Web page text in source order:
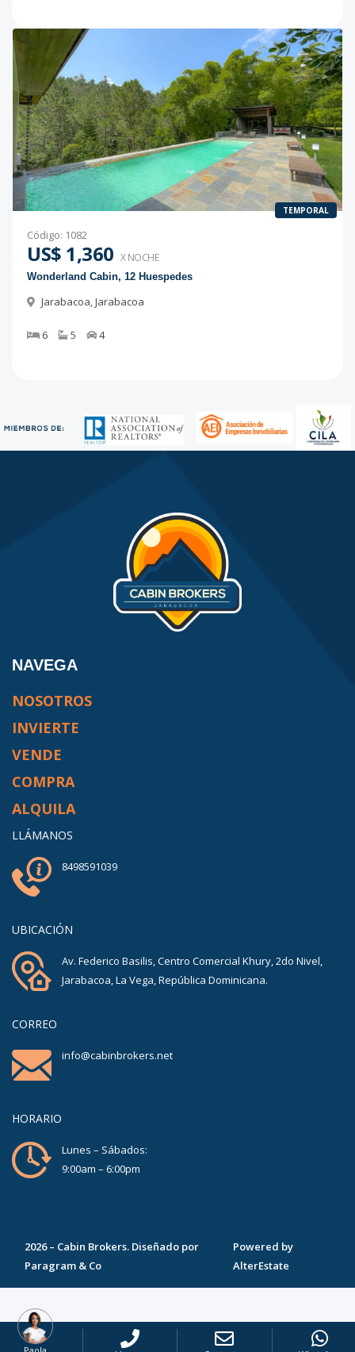
TEMPORAL
Código: 1082
US$ 1,360 X NOCHE
Wonderland Cabin, 12 Huespedes
Jarabacoa,Jarabacoa
6 5 4
NAVEGA
NOSOTROS
INVIERTE
VENDE
COMPRA
ALQUILA
LLÁMANOS
8498591039
UBICACIÓN
Av. Federico Basilis, Centro Comercial Khury, 2do Nivel,
Jarabacoa, La Vega, República Dominicana.
CORREO
info@cabinbrokers.net
HORARIO
Lunes – Sábados:
9:00am – 6:00pm
2026– Cabin Brokers. Diseñado por
Paragram & Co
Powered by
AlterEstate